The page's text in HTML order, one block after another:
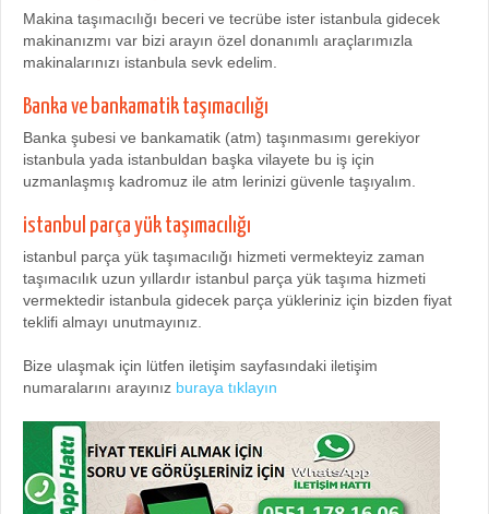
Makina taşımacılığı beceri ve tecrübe ister istanbula gidecek
makinanızmı var bizi arayın özel donanımlı araçlarımızla
makinalarınızı istanbula sevk edelim.
Banka ve bankamatik taşımacılığı
Banka şubesi ve bankamatik (atm) taşınmasımı gerekiyor
istanbula yada istanbuldan başka vilayete bu iş için
uzmanlaşmış kadromuz ile atm lerinizi güvenle taşıyalım.
istanbul parça yük taşımacılığı
istanbul parça yük taşımacılığı hizmeti vermekteyiz zaman
taşımacılık uzun yıllardır istanbul parça yük taşıma hizmeti
vermektedir istanbula gidecek parça yükleriniz için bizden fiyat
teklifi almayı unutmayınız.
Bize ulaşmak için lütfen iletişim sayfasındaki iletişim
numaralarını arayınız buraya tıklayın